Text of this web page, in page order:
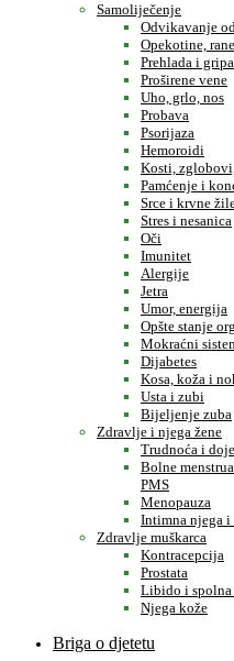
Samoliječenje
Odvikavanje
Opekotine,
Prehlada i gripa
Proširene vene
Uho, grlo, nos
Probava
Psorijaza
Hemoroidi
Kosti,
Pamćenje i
Srce i krvne
Stres i nesanica
Oči
Imunitet
Alergije
Jetra
Umor, energija
Opšte stanje
Mokraćni
Dijabetes
Kosa, koža i
Usta i zubi
Bijeljenje zuba
Zdravlje i njega žene
Trudnoća i
Bolne
PMS
Menopauza
Intimna njega
Zdravlje muškarca
Kontracepcija
Prostata
Libido i spolna
Njega kože
Briga o djetetu